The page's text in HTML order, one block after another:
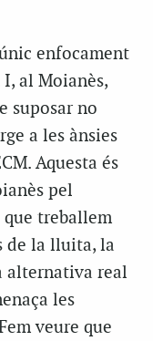
enfocament
al Moianès,
suposar no
a les ànsies
Aquesta és
pel
treballem
de la lluita, la
alternativa real
les
veure que